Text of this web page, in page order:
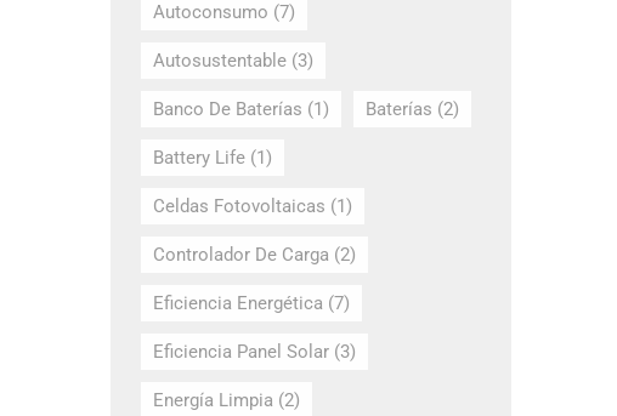
Autoconsumo (7)
Autosustentable (3)
Banco De Baterías (1) Baterías (2)
Battery Life (1)
Celdas Fotovoltaicas (1)
Controlador De Carga (2)
Eficiencia Energética (7)
Eficiencia Panel Solar (3)
Energía Limpia (2)